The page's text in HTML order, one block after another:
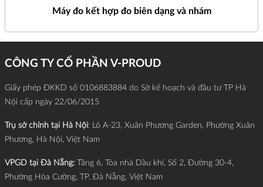
Máy đo kết hợp đo biên dạng và nhám
CÔNG TY CỔ PHẦN V-PROUD
Giấy phép ĐKKD số 0106883884 do Sở kế hoạch và đầu tư TP Hà
Nội cấp ngày 22/06/2015
Trụ sở chính tại Hà Nội: Lô A-23, Xuân Phương Garden, Phường Xuân
Phương, Hà Nội, Việt Nam
VPGD tại Đà Nẵng: Tầng 6, Tòa nhà Dầu khí, Số 2, Đường 30-4,
Phường Hòa Cường, TP. Đà Nẵng, Việt Nam